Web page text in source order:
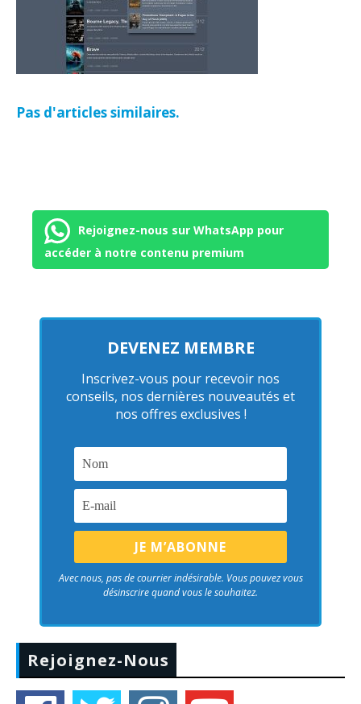
Pas d'articles similaires.
Rejoignez-nous sur WhatsApp pour
accéder à notre contenu premium
DEVENEZ MEMBRE
Inscrivez-vous pour recevoir nos
conseils, nos dernières nouveautés et
nos offres exclusives !
Avec nous, pas de courrier indésirable. Vous pouvez vous
désinscrire quand vous le souhaitez.
Rejoignez-Nous